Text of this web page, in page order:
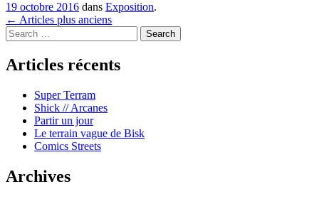
19 octobre 2016 dans Exposition.
Navigation
dans
les
← Articles plus anciens
Search
Articles récents
Super Terram
Shick // Arcanes
Partir un jour
Le terrain vague de Bisk
Comics Streets
Archives